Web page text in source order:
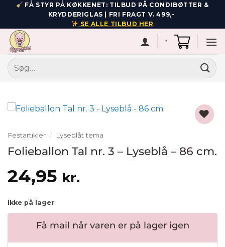
Fortsæt
indhold
FÅ STYR PÅ KØKKENET: TILBUD PÅ CONDIBØTTER &
KRYDDERIGLAS | FRI FRAGT V. 499,-
SE ALLE TILBUD HER
*
Søg
efter:
Festartikler / Lyseblåt tema
Folieballon Tal nr. 3 – Lyseblå – 86 cm.
24,95 kr.
Ikke på lager
Få mail når varen er på lager igen